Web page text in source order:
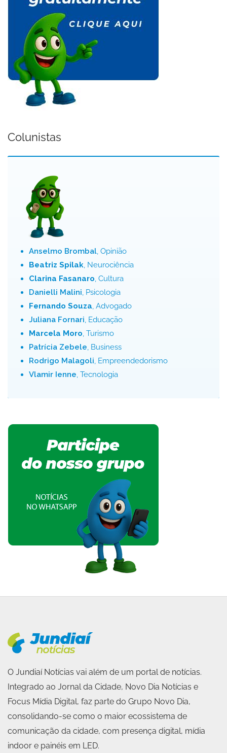
Colunistas
Anselmo Brombal, Opinião
Beatriz Spilak, Neurociência
Clarina Fasanaro, Cultura
Danielli Malini, Psicologia
Fernando Souza, Advogado
Juliana Fornari, Educação
Marcela Moro, Turismo
Patrícia Zebele, Business
Rodrigo Malagoli, Empreendedorismo
Vlamir Ienne, Tecnologia
O Jundiaí Notícias vai além de um portal de notícias.
Integrado ao Jornal da Cidade, Novo Dia Notícias e
Focus Mídia Digital, faz parte do Grupo Novo Dia,
consolidando-se como o maior ecossistema de
comunicação da cidade, com presença digital, mídia
indoor e painéis em LED.